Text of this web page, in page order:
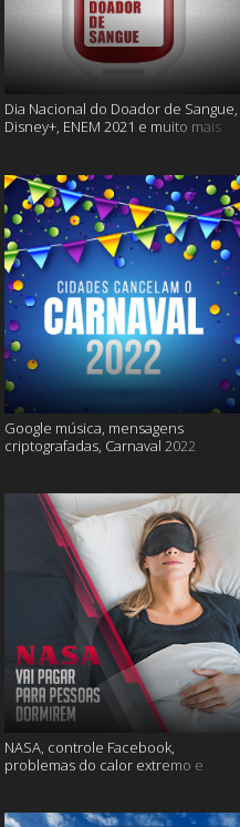
Dia Nacional do Doador de Sangue,
Disney+, ENEM 2021 e muito mais
Google música, mensagens
criptografadas, Carnaval 2022
NASA, controle Facebook,
problemas do calor extremo e